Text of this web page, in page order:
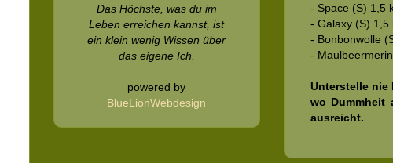
Das Höchste, was du im
Leben erreichen kannst, ist
ein klein wenig Wissen über
das eigene Ich.
powered by
BlueLionWebdesign
- Space (S) 1,5
- Galaxy (S) 1,5
- Bonbonwolle
-
Unterstelle nie
wo Dummheit
ausreicht.